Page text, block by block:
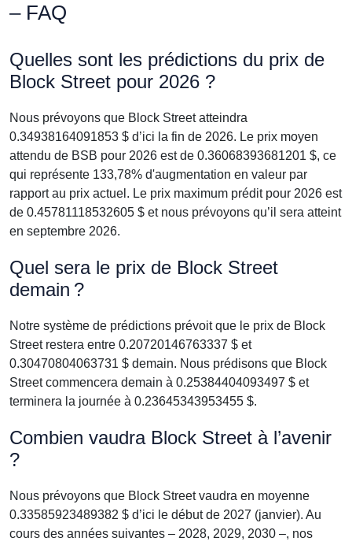
– FAQ
Quelles sont les prédictions du prix de
Block Street pour 2026 ?
Nous prévoyons que Block Street atteindra
0.34938164091853 $ d’ici la fin de 2026. Le prix moyen
attendu de BSB pour 2026 est de 0.36068393681201 $, ce
qui représente 133,78% d'augmentation en valeur par
rapport au prix actuel. Le prix maximum prédit pour 2026 est
de 0.45781118532605 $ et nous prévoyons qu’il sera atteint
en septembre 2026.
Quel sera le prix de Block Street
demain ?
Notre système de prédictions prévoit que le prix de Block
Street restera entre 0.20720146763337 $ et
0.30470804063731 $ demain. Nous prédisons que Block
Street commencera demain à 0.25384404093497 $ et
terminera la journée à 0.23645343953455 $.
Combien vaudra Block Street à l’avenir
?
Nous prévoyons que Block Street vaudra en moyenne
0.33585923489382 $ d’ici le début de 2027 (janvier). Au
cours des années suivantes – 2028, 2029, 2030 –, nos